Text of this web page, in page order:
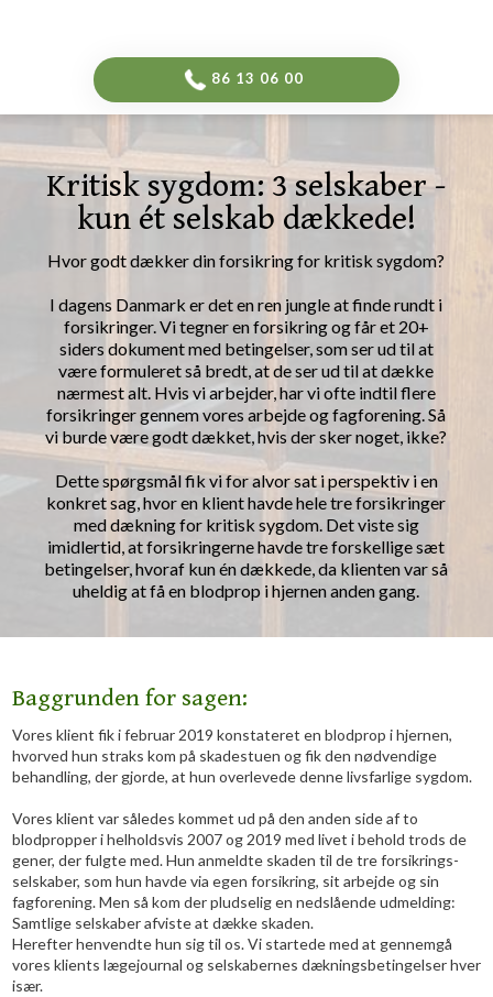
​86 13 06 00​
Kritisk ​sygdom: 3 selskaber -
kun ét selskab dækkede!
Hvor godt dækker din forsikring for kritisk sygdom?​
​I dagens Danmark er det en ren jungle at finde rundt i
forsikringer. Vi tegner en forsikring og får et 20+
siders dokument med betingelser, som ser ud til at
være formuleret så bredt, at de ser ud til at dække
nærmest alt. Hvis vi arbejder, har vi ofte indtil flere
forsikringer gennem vores arbejde og fagforening. Så
vi burde være godt dækket, hvis der sker noget, ikke?
Dette spørgsmål fik vi for alvor sat i perspektiv i en
konkret sag, hvor en klient havde hele tre forsikringer
med dækning for kritisk sygdom. Det viste sig
imidlertid, at forsikringerne havde tre forskellige sæt
betingelser, hvoraf kun én dækkede, da klienten var så
uheldig at få en blodprop i hjernen anden gang.
​Baggrunden for sagen:
​Vores klient fik i februar 2019 konstateret en blodprop i hjernen,
hvorved hun straks kom på skadestuen og fik den nødvendige
behandling, der gjorde, at hun overlevede denne livsfarlige sygdom.
Vores klient var således kommet ud på den anden side af to
blodpropper i helholdsvis 2007 og 2019 med livet i behold trods de
gener, der fulgte med. Hun anmeldte skaden til de tre forsikrings-
selskaber, som hun havde via egen forsikring, sit arbejde og sin
fagforening. Men så kom der pludselig en nedslående udmelding:
Samtlige selskaber afviste at dække skaden.
Herefter henvendte hun sig til os. Vi startede med at gennemgå
vores klients lægejournal og selskabernes dækningsbetingelser hver
især.